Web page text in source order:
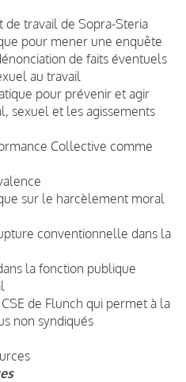
travail de Sopra-Steria
pour mener une enquête
de faits éventuels
au travail
pour prévenir et agir
sexuel et les agissements
Collective comme
sur le harcèlement moral
conventionnelle dans la
la fonction publique
de Flunch qui permet à la
non syndiqués